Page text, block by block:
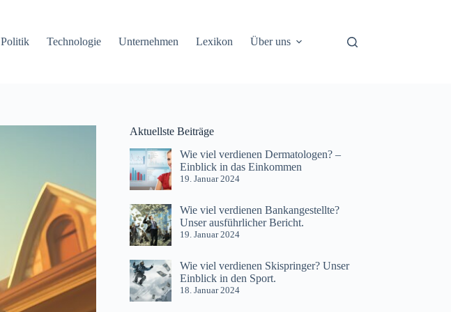
Politik Technologie Unternehmen Lexikon Über uns
Aktuellste Beiträge
Wie viel verdienen Dermatologen? –
Einblick in das Einkommen
19. Januar 2024
Wie viel verdienen Bankangestellte?
Unser ausführlicher Bericht.
19. Januar 2024
Wie viel verdienen Skispringer? Unser
Einblick in den Sport.
18. Januar 2024